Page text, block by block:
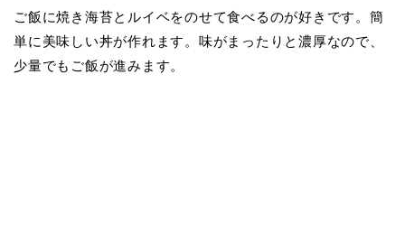
ご飯に焼き海苔とルイベをのせて食べるのが好きです。簡
単に美味しい丼が作れます。味がまったりと濃厚なので、
少量でもご飯が進みます。